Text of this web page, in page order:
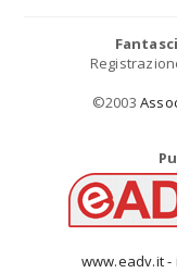
©2003
www.eadv.it -